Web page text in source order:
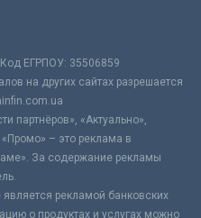
ЕГРПОУ: 35506859
на других сайтах разрешается
партнёров», «Актуально»,
– это реклама в
За содержание рекламы
рекламой банковских
о продуктах и услугах можно